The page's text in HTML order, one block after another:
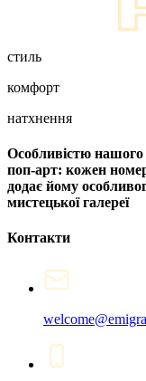
стиль
комфорт
натхнення
Особливістю нашого
поп-арт: кожен
додає йому
мистецької галереї
Контакти